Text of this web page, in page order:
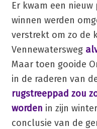
Er kwam een
winnen werden
verstrekt om zo de
Vennewatersweg
Maar toen gooide
in de raderen van
rugstreeppad zou
worden in zijn
conclusie van de